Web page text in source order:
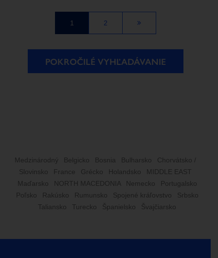
1 2
POKROČILÉ VYHĽADÁVANIE
Medzinárodný Belgicko Bosnia Bulharsko
Chorvátsko /
Slovinsko
France Grécko Holandsko
MIDDLE EAST
Maďarsko
NORTH MACEDONIA Nemecko
Portugalsko
Poľsko
Rakúsko Rumunsko Spojené kráľovstvo
Srbsko
Taliansko
Turecko Španielsko Švajčiarsko